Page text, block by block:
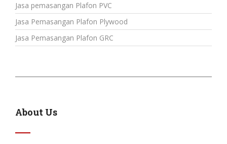
Jasa pemasangan Plafon PVC
Jasa Pemasangan Plafon Plywood
Jasa Pemasangan Plafon GRC
About Us